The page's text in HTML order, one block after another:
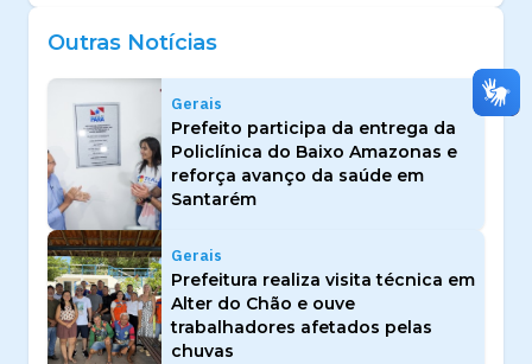
Outras Notícias
Gerais
Prefeito participa da entrega da
Policlínica do Baixo Amazonas e
reforça avanço da saúde em
Santarém
Gerais
Prefeitura realiza visita técnica em
Alter do Chão e ouve
trabalhadores afetados pelas
chuvas